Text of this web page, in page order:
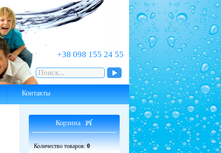
‎+38 098 155 24 55
Контакты
Корзина
Количество товаров: 0